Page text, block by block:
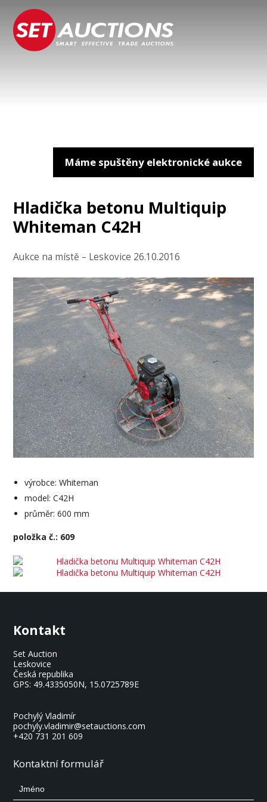
Máme spuštěny elektronické aukce
Hladička betonu Multiquip
Whiteman C42H
Aukce na místě – Leskovice 26.10.2016
výrobce: Whiteman
model: C42H
průměr: 600 mm
položka č.: 609
Kontakt
Set Auction
Leskovice
Česká republika
GPS: 49.4335050N, 15.0725789E
Pochylý Vladimír
pochyly.vladimir@setauctions.com
+420 731 201 609
Kontaktní formulář